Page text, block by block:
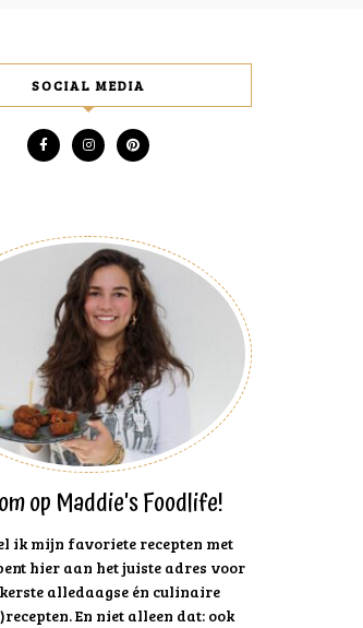
SOCIAL MEDIA
op Maddie's Foodlife!
ik mijn favoriete recepten met
hier aan het juiste adres voor
alledaagse én culinaire
En niet alleen dat: ook